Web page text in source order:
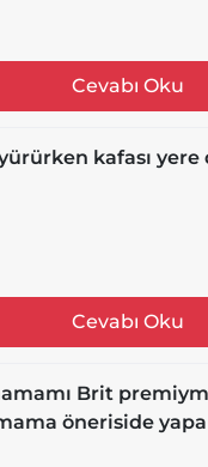
Cevabı Oku
kafası yere
Cevabı Oku
Brit
öneriside